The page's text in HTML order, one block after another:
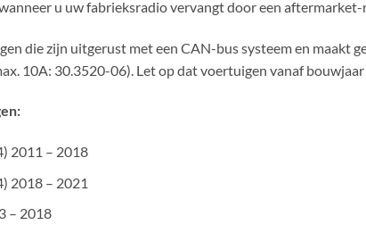
u uw fabrieksradio vervangt door een
die zijn uitgerust met een CAN-bus systeem en maakt
10A: 30.3520-06). Let op dat voertuigen vanaf
2011 – 2018
2018 – 2021
– 2018